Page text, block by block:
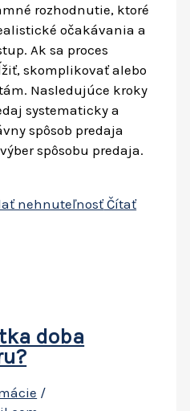
rozhodnutie, ktoré
očakávania a
Ak sa proces
skomplikovať alebo
Nasledujúce kroky
systematicky a
spôsob predaja
spôsobu predaja.
nehnuteľnosťČítať
doba
/